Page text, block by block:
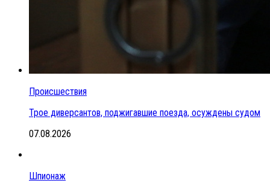
Происшествия
Трое диверсантов, поджигавшие поезда, осуждены судом
07.08.2026
Шпионаж